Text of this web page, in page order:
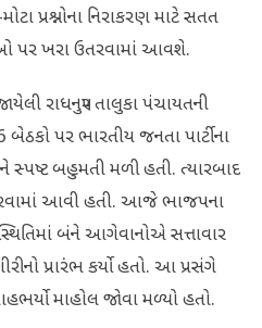
પ્રશ્નોના નિરાકરણ માટે સતત
પર ખરા ઉતરવામાં આવશે.
રાધનપુર તાલુકા પંચાયતની
પર ભારતીય જનતા પાર્ટીના
સ્પષ્ટ બહુમતી મળી હતી. ત્યારબાદ
આવી હતી. આજે ભાજપના
બંને આગેવાનોએ સત્તાવાર
પ્રારંભ કર્યો હતો. આ પ્રસંગે
માહોલ જોવા મળ્યો હતો.